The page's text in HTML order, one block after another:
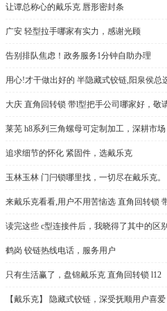
让谭总称心的戴乐克 唇形密封条
广安 轻型拉手哪家有实力，感谢光顾
告别排队焦虑！政务服务1分钟自助办理
用心!才干做出好的 半隐藏式铰链,阳泉侯总
大庆 直角回转锁 带l型把手公司哪家好，敬
莱芜 h8系列三角螺母可定制加工，深耕市场
追求细节的怀化 紧固件，选戴乐克
玉林玉林 门闩锁哪里找，一切尽在戴乐克。
来戴乐克看看,用户不用苦恼选 直角回转锁
读完这些 c型连接件后，我晓得了其中的区
鹤岗 铰链热线电话，服务用户
只有生活赢了，盘锦戴乐克 直角回转锁 l12
【戴乐克】 隐藏式铰链，深受抚顺用户喜